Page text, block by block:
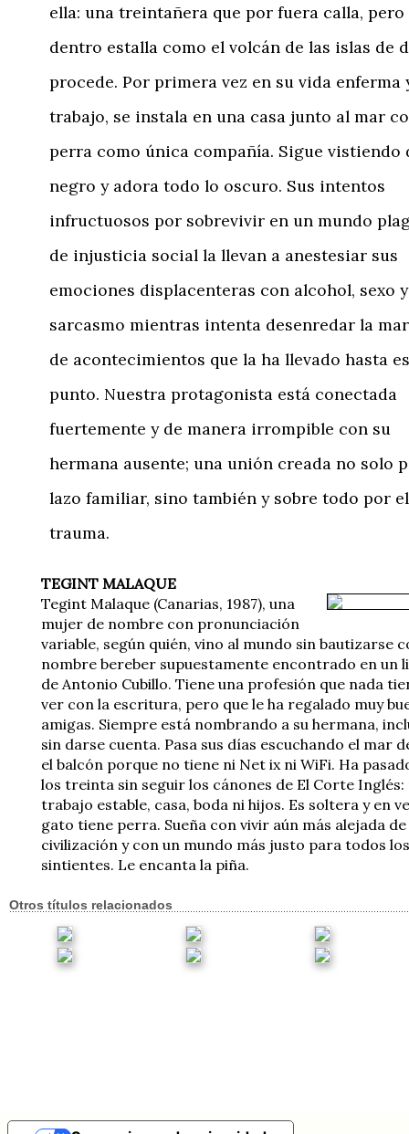
ella: una treintañera que por fuera calla,
dentro estalla como el volcán de las islas de
procede. Por primera vez en su vida enferma
trabajo, se instala en una casa junto al mar
perra como única compañía. Sigue vistiendo
negro y adora todo lo oscuro. Sus intentos
infructuosos por sobrevivir en un mundo
de injusticia social la llevan a anestesiar sus
emociones displacenteras con alcohol, sexo y
sarcasmo mientras intenta desenredar la
de acontecimientos que la ha llevado hasta
punto. Nuestra protagonista está conectada
fuertemente y de manera irrompible con su
hermana ausente; una unión creada no solo
lazo familiar, sino también y sobre todo por el
trauma.
TEGINT MALAQUE
Tegint Malaque (Canarias, 1987), una
mujer de nombre con pronunciación
variable, según quién, vino al mundo sin bautizarse
nombre bereber supuestamente encontrado en un
de Antonio Cubillo. Tiene una profesión que nada
ver con la escritura, pero que le ha regalado muy
amigas. Siempre está nombrando a su hermana,
sin darse cuenta. Pasa sus días escuchando el mar
el balcón porque no tiene ni Net ix ni WiFi. Ha
los treinta sin seguir los cánones de El Corte Inglés:
trabajo estable, casa, boda ni hijos. Es soltera y en
gato tiene perra. Sueña con vivir aún más alejada de
civilización y con un mundo más justo para todos
sintientes. Le encanta la piña.
Otros títulos relacionados